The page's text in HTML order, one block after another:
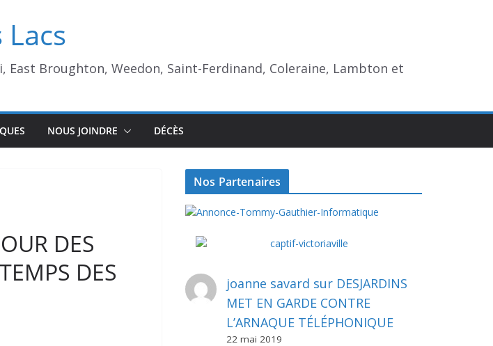
Broughton, Weedon, Saint-Ferdinand, Coleraine, Lambton et
NOUS JOINDRE DÉCÈS
DES
DES
Nos Partenaires
joanne savard sur DESJARDINS
MET EN GARDE CONTRE
L’ARNAQUE TÉLÉPHONIQUE
22 mai 2019